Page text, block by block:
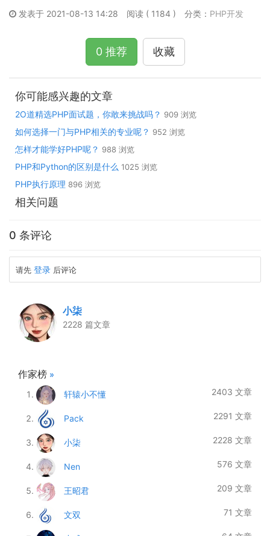
发表于 2021-08-13 14:28 阅读 ( 1184 ) 分类： PHP开发
0 推荐 收藏
你可能感兴趣的文章
2O道精选PHP面试题，你敢来挑战吗？ 909 浏览
如何选择一门与PHP相关的专业呢？ 952 浏览
怎样才能学好PHP呢？ 988 浏览
PHP和Python的区别是什么 1025 浏览
PHP执行原理 896 浏览
相关问题
0 条评论
请先 登录 后评论
小柒
2228 篇文章
作家榜 »
轩辕小不懂
2403 文章
Pack 2291 文章
小柒 2228 文章
Nen 576 文章
王昭君 209 文章
文双 71 文章